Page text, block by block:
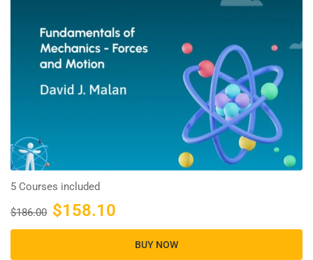
5 Courses included
$186.00 $158.10
BUY NOW